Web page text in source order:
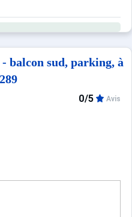
balcon sud, parking, à
0/5 Avis